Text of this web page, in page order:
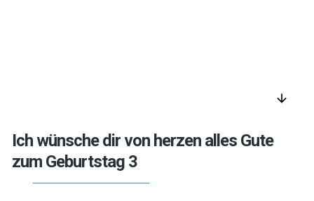
arrow_downward
Ich wünsche dir von herzen alles Gute
zum Geburtstag 3